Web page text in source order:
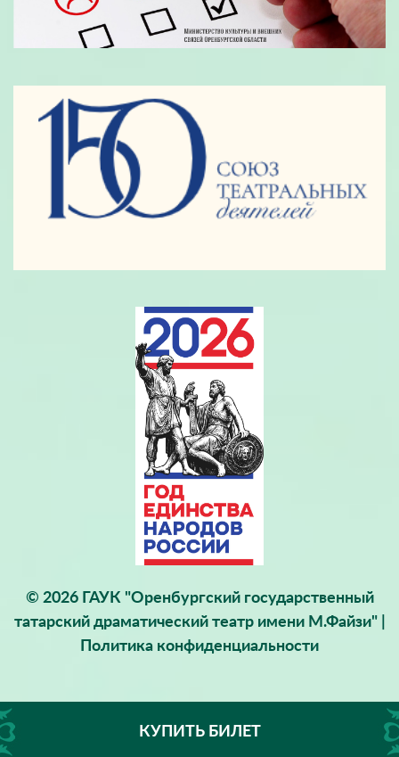
© 2026 ГАУК "Оренбургский государственный
татарский драматический театр имени М.Файзи" |
Политика конфиденциальности
КУПИТЬ БИЛЕТ